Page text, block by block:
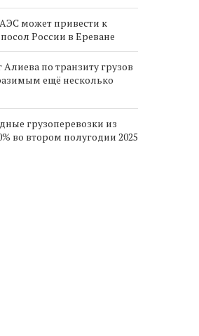
может привести к
России в Ереване
по транзиту грузов
ещё несколько
грузоперевозки из
во втором полугодии 2025